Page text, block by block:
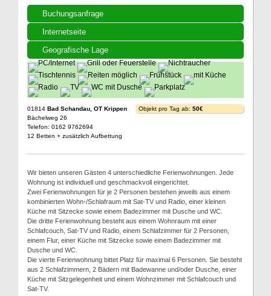
Buchungsanfrage
Internetseite
Geografische Lage
01814 Bad Schandau, OT Krippen
Bächelweg 26
Telefon: 0162 9762694
12 Betten + zusätzlich Aufbettung
Objekt pro Tag ab: 50€
Wir bieten unseren Gästen 4 unterschiedliche Ferienwohnungen. Jede
Wohnung ist individuell und geschmackvoll eingerichtet.
Zwei Ferienwohnungen für je 2 Personen bestehen jeweils aus einem
kombinierten Wohn-/Schlafraum mit Sat-TV und Radio, einer kleinen
Küche mit Sitzecke sowie einem Badezimmer mit Dusche und WC.
Die dritte Ferienwohnung besteht aus einem Wohnraum mit einer
Schlafcouch, Sat-TV und Radio, einem Schlafzimmer für 2 Personen,
einem Flur, einer Küche mit Sitzecke sowie einem Badezimmer mit
Dusche und WC.
Die vierte Ferienwohnung bittet Platz für maximal 6 Personen. Sie besteht
aus 2 Schlafzimmern, 2 Bädern mit Badewanne und/oder Dusche, einer
Küche mit Sitzgelegenheit und einem Wohnzimmer mit Schlafcouch und
Sat-TV.